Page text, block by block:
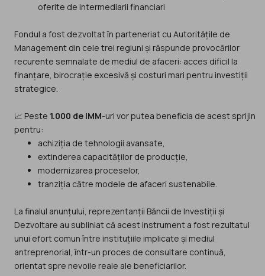
oferite de intermediarii financiari
Fondul a fost dezvoltat în parteneriat cu Autoritățile de
Management din cele trei regiuni și răspunde provocărilor
recurente semnalate de mediul de afaceri: acces dificil la
finanțare, birocrație excesivă și costuri mari pentru investiții
strategice.
📈 Peste 1.000 de IMM-uri vor putea beneficia de acest sprijin
pentru:
achiziția de tehnologii avansate,
extinderea capacităților de producție,
modernizarea proceselor,
tranziția către modele de afaceri sustenabile.
La finalul anunțului, reprezentanții Băncii de Investiții și
Dezvoltare au subliniat că acest instrument a fost rezultatul
unui efort comun între instituțiile implicate și mediul
antreprenorial, într-un proces de consultare continuă,
orientat spre nevoile reale ale beneficiarilor.